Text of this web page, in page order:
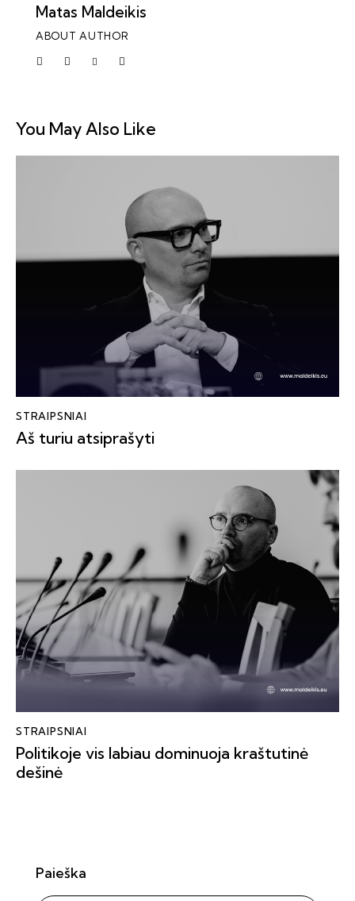
Matas Maldeikis
ABOUT AUTHOR
You May Also Like
STRAIPSNIAI
Aš turiu atsiprašyti
STRAIPSNIAI
Politikoje vis labiau dominuoja kraštutinė
dešinė
Paieška